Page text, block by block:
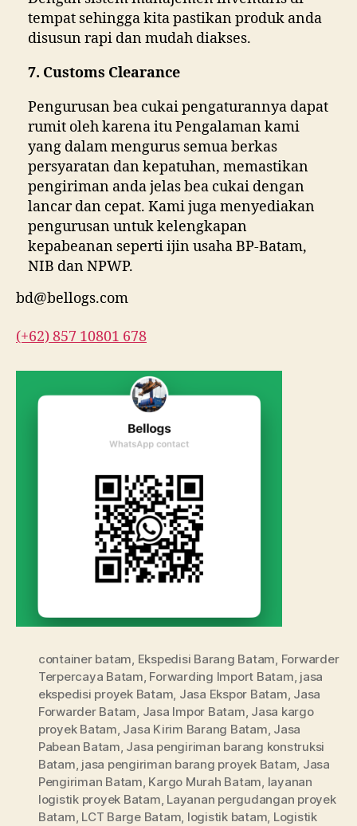
tempat sehingga kita pastikan produk anda
disusun rapi dan mudah diakses.
7. Customs Clearance
Pengurusan bea cukai pengaturannya dapat
rumit oleh karena itu Pengalaman kami
yang dalam mengurus semua berkas
persyaratan dan kepatuhan, memastikan
pengiriman anda jelas bea cukai dengan
lancar dan cepat. Kami juga menyediakan
pengurusan untuk kelengkapan
kepabeanan seperti ijin usaha BP-Batam,
NIB dan NPWP.
bd@bellogs.com
(+62) 857 10801 678
container batam, Ekspedisi Barang Batam, Forwarder
Terpercaya Batam, Forwarding Import Batam, jasa
ekspedisi proyek Batam, Jasa Ekspor Batam, Jasa
Forwarder Batam, Jasa Impor Batam, Jasa kargo
proyek Batam, Jasa Kirim Barang Batam, Jasa
Pabean Batam, Jasa pengiriman barang konstruksi
Batam, jasa pengiriman barang proyek Batam, Jasa
Pengiriman Batam, Kargo Murah Batam, layanan
logistik proyek Batam, Layanan pergudangan proyek
Batam, LCT Barge Batam, logistik batam, Logistik